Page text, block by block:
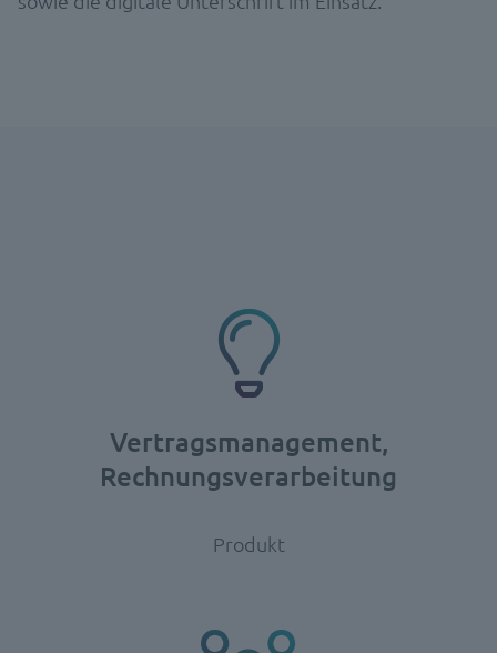
Vertragsmanagement,
Rechnungsverarbeitung
Produkt